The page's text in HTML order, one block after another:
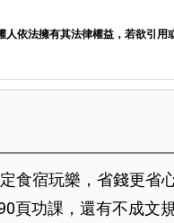
依法擁有其法律權益，若欲引用
食宿玩樂，省錢更省心
頁功課，還有不成文